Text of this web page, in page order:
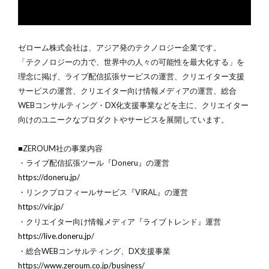
ゼローム株式会社は、アジア発のテクノロジー企業です。
「テクノロジーの⼒で、世界中の⼈々の可能性を最⼤化する」を
理念に掲げ、ライブ配信拡張サービスの運営、クリエイター支援
サービスの運営、クリエイター向け情報メディアの運営、総合
WEBコンサルティング・DX化支援事業などを主に、クリエイター
向けのユニークなプロダクトやサービスを展開しています。
■ZEROUM社の事業内容
・ライブ配信拡張ツール『Doneru』の運営
https://doneru.jp/
・リンクプロフィールサービス『VIRAL』の運営
https://vir.jp/
・クリエイター向け情報メディア『ライブトレンド』運営
https://live.doneru.jp/
・総合WEBコンサルティング、DX支援事業
https://www.zeroum.co.jp/business/